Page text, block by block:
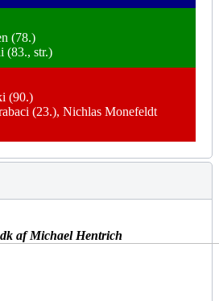
(78.)
(83., str.)
(90.)
(23.), Nichlas Monefeldt
af Michael Hentrich